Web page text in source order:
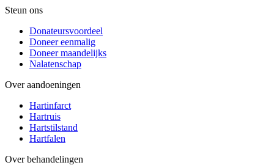
Steun ons
Donateursvoordeel
Doneer eenmalig
Doneer maandelijks
Nalatenschap
Over aandoeningen
Hartinfarct
Hartruis
Hartstilstand
Hartfalen
Over behandelingen